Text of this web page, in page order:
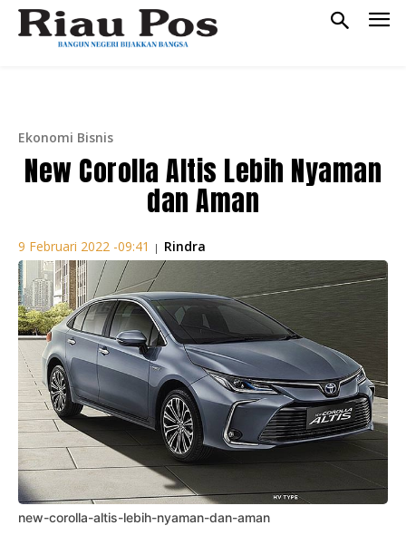
Ekonomi Bisnis
New Corolla Altis Lebih Nyaman
dan Aman
9 Februari 2022 -09:41 | Rindra
new-corolla-altis-lebih-nyaman-dan-aman